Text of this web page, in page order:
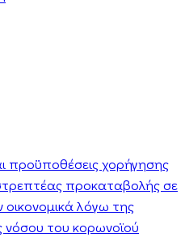
προϋποθέσεις χορήγησης
προκαταβολής σε
οικονομικά λόγω της
νόσου του κορωνοϊού